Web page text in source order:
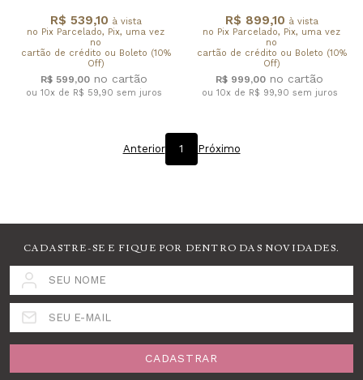
R$ 539,10 à vista
no Pix Parcelado, Pix, uma vez
no
cartão de crédito ou Boleto (10%
Off)
R$ 599,00
ou 10x de R$ 59,90 sem juros
R$ 899,10 à vista
no Pix Parcelado, Pix, uma vez
no
cartão de crédito ou Boleto (10%
Off)
R$ 999,00
ou 10x de R$ 99,90 sem juros
Anterior 1 Próximo
CADASTRE-SE E FIQUE POR DENTRO DAS NOVIDADES.
SEU NOME
SEU E-MAIL
CADASTRAR